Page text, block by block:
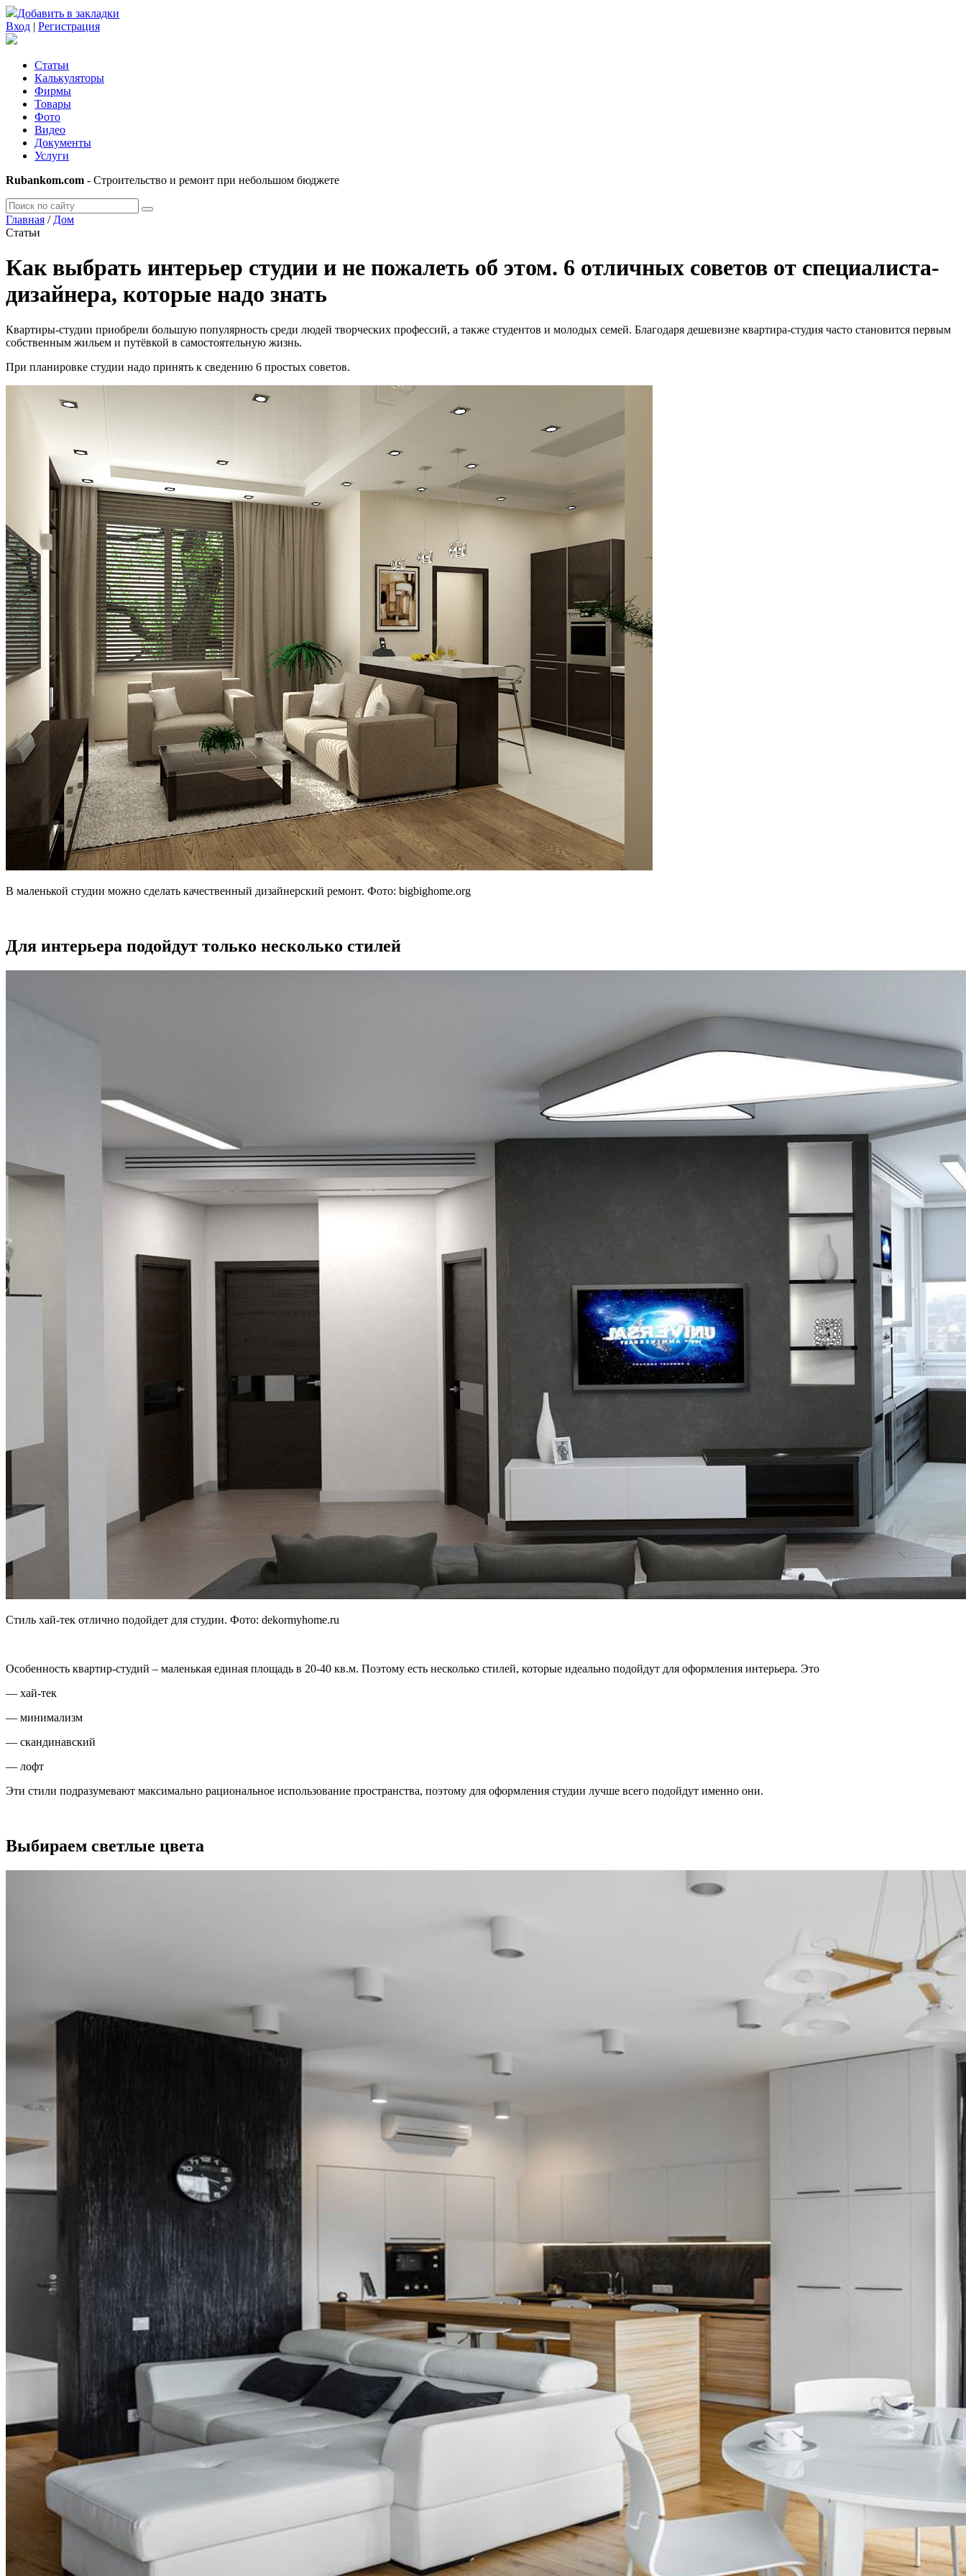
Добавить в закладки
Вход | Регистрация
Статьи
Калькуляторы
Фирмы
Товары
Фото
Видео
Документы
Услуги
Rubankom.com - Строительство и ремонт при небольшом бюджете
Главная / Дом
Статьи
Как выбрать интерьер студии и не пожалеть об этом. 6 отличных советов от специалиста-
дизайнера, которые надо знать
Квартиры-студии приобрели большую популярность среди людей творческих профессий, а также студентов и молодых семей. Благодаря дешевизне квартира-студия часто становится первым
собственным жильем и путёвкой в самостоятельную жизнь.
При планировке студии надо принять к сведению 6 простых советов.
В маленькой студии можно сделать качественный дизайнерский ремонт. Фото: bigbighome.org
Для интерьера подойдут только несколько стилей
Стиль хай-тек отлично подойдет для студии. Фото: dekormyhome.ru
Особенность квартир-студий – маленькая единая площадь в 20-40 кв.м. Поэтому есть несколько стилей, которые идеально подойдут для оформления интерьера. Это
— хай-тек
— минимализм
— скандинавский
— лофт
Эти стили подразумевают максимально рациональное использование пространства, поэтому для оформления студии лучше всего подойдут именно они.
Выбираем светлые цвета